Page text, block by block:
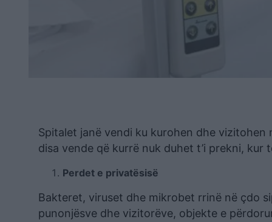
Spitalet janë vendi ku kurohen dhe
disa vende që kurrë nuk duhet t’i prekni,
Perdet e privatësisë
Bakteret, viruset dhe mikrobet rrinë në çdo
punonjësve dhe vizitorëve, objekte e